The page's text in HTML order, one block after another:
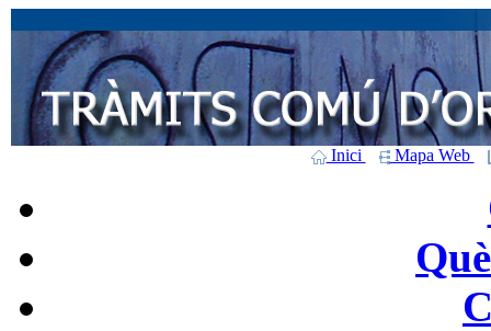
Inici Mapa Web